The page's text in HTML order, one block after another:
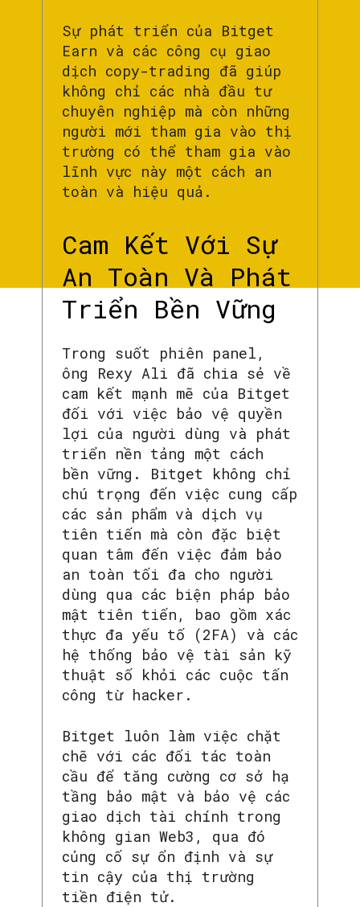
Sự phát triển của Bitget
Earn và các công cụ giao
dịch copy-trading đã giúp
không chỉ các nhà đầu tư
chuyên nghiệp mà còn những
người mới tham gia vào thị
trường có thể tham gia vào
lĩnh vực này một cách an
toàn và hiệu quả.
Cam Kết Với Sự
An Toàn Và Phát
Triển Bền Vững
Trong suốt phiên panel,
ông Rexy Ali đã chia sẻ về
cam kết mạnh mẽ của Bitget
đối với việc bảo vệ quyền
lợi của người dùng và phát
triển nền tảng một cách
bền vững. Bitget không chỉ
chú trọng đến việc cung cấp
các sản phẩm và dịch vụ
tiên tiến mà còn đặc biệt
quan tâm đến việc đảm bảo
an toàn tối đa cho người
dùng qua các biện pháp bảo
mật tiên tiến, bao gồm xác
thực đa yếu tố (2FA) và các
hệ thống bảo vệ tài sản kỹ
thuật số khỏi các cuộc tấn
công từ hacker.
Bitget luôn làm việc chặt
chẽ với các đối tác toàn
cầu để tăng cường cơ sở hạ
tầng bảo mật và bảo vệ các
giao dịch tài chính trong
không gian Web3, qua đó
củng cố sự ổn định và sự
tin cậy của thị trường
tiền điện tử.